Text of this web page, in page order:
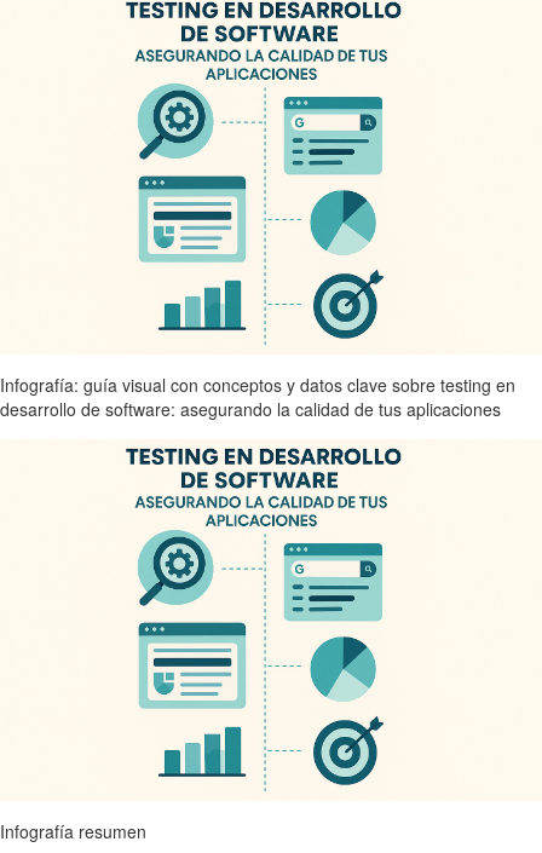
Infografía: guía visual con conceptos y datos clave sobre testing en
desarrollo de software: asegurando la calidad de tus aplicaciones
Infografía resumen